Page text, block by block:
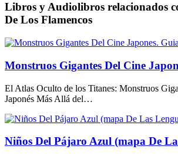
Libros y Audiolibros relacionados
De Los Flamencos
Monstruos Gigantes Del Cine
El Atlas Oculto de los Titanes: Monstruos
Japonés Más Allá del…
Niños Del Pájaro Azul (mapa De